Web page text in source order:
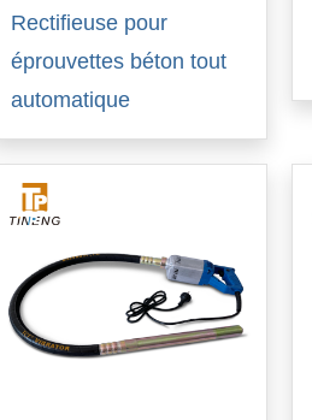
Rectifieuse pour
éprouvettes béton tout
automatique